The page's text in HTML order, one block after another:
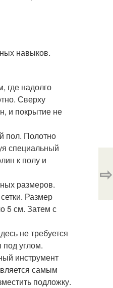
навыков.
где надолго
Сверху
и покрытие не
пол. Полотно
специальный
к полу и
размеров.
Размер
5 см. Затем с
не требуется
углом.
инструмент
самым
подложку.
⇨